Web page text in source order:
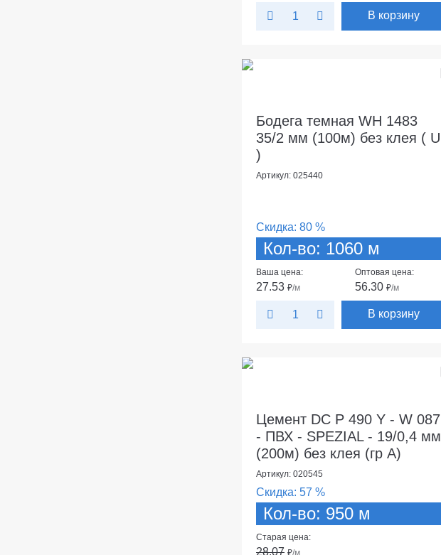
В корзину
Бодега темная WH 1483
35/2 мм (100м) без клея ( U
)
Артикул: 025440
Скидка: 80 %
Кол-во: 1060 м
Ваша цена:
27.53 ₽/м
Оптовая цена:
56.30 ₽/м
В корзину
Цемент DC P 490 Y - W 087
- ПВХ - SPEZIAL - 19/0,4 мм
(200м) без клея (гр А)
Артикул: 020545
Скидка: 57 %
Кол-во: 950 м
Старая цена:
28.07 ₽/м